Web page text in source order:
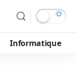
Informatique